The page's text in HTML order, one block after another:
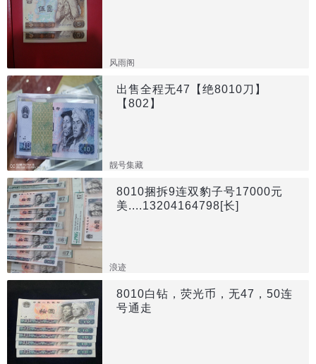
风雨阁
出售全程无47【绝8010刀】
【802】
靓号集藏
8010捆拆9连双豹子号17000元
美....13204164798[长]
浪迹
8010白钻，荧光币，无47，50连
号通走